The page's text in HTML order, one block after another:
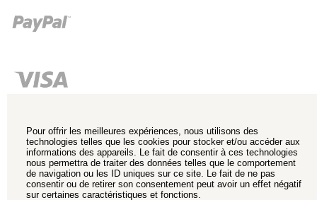
Pour offrir les meilleures expériences, nous utilisons des
technologies telles que les cookies pour stocker et/ou accéder aux
informations des appareils. Le fait de consentir à ces technologies
nous permettra de traiter des données telles que le comportement
de navigation ou les ID uniques sur ce site. Le fait de ne pas
consentir ou de retirer son consentement peut avoir un effet négatif
sur certaines caractéristiques et fonctions.